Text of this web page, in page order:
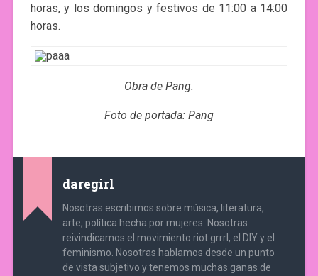
horas, y los domingos y festivos de 11:00 a 14:00
horas.
Obra de Pang.
Foto de portada: Pang
daregirl
Nosotras escribimos sobre música, literatura,
arte, política hecha por mujeres. Nosotras
reivindicamos el movimiento riot grrrl, el DIY y el
feminismo. Nosotras hablamos desde un punto
de vista subjetivo y tenemos muchas ganas de